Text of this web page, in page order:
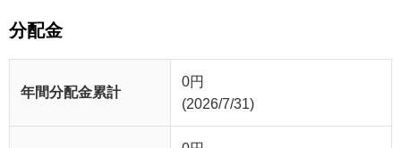
分配金
年間分配金累計
0円
(2026/7/31)